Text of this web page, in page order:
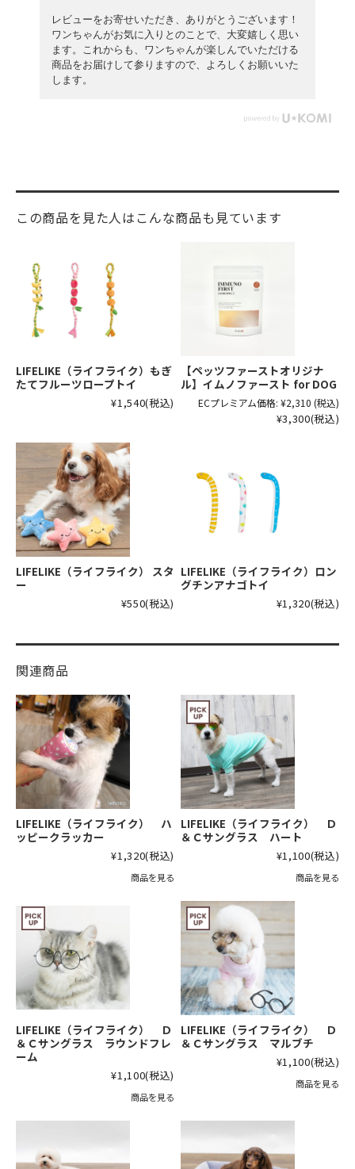
レビューをお寄せいただき、ありがとうございます！
ワンちゃんがお気に入りとのことで、大変嬉しく思い
ます。これからも、ワンちゃんが楽しんでいただける
商品をお届けして参りますので、よろしくお願いいた
します。
この商品を見た人はこんな商品も見ています
LIFELIKE（ライフライク）もぎ
たてフルーツロープトイ
¥1,540(税込)
【ペッツファーストオリジナ
ル】イムノファースト for DOG
ECプレミアム価格: ¥2,310 (税込)
¥3,300(税込)
LIFELIKE（ライフライク） スタ
ー
¥550(税込)
LIFELIKE（ライフライク）ロン
グチンアナゴトイ
¥1,320(税込)
関連商品
LIFELIKE（ライフライク） ハ
ッピークラッカー
¥1,320(税込)
商品を見る
LIFELIKE（ライフライク） Ｄ
＆Ｃサングラス ハート
¥1,100(税込)
商品を見る
LIFELIKE（ライフライク） Ｄ
＆Ｃサングラス ラウンドフレ
ーム
¥1,100(税込)
商品を見る
LIFELIKE（ライフライク） Ｄ
＆Ｃサングラス マルブチ
¥1,100(税込)
商品を見る